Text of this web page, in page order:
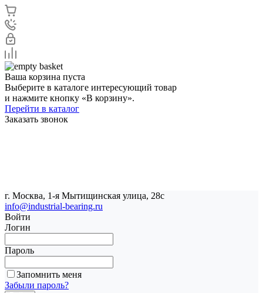
Ваша корзина пуста
Выберите в каталоге интересующий товар
и нажмите кнопку «В корзину».
Перейти в каталог
Заказать звонок
г. Москва, 1-я Мытищинская улица, 28с
info@industrial-bearing.ru
Войти
Логин
Пароль
Запомнить меня
Забыли пароль?